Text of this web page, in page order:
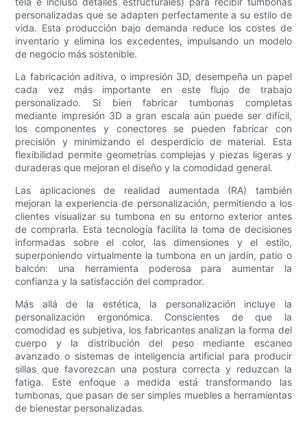
personalizadas que se adapten perfectamente a su estilo de
vida. Esta producción bajo demanda reduce los costes de
inventario y elimina los excedentes, impulsando un modelo
de negocio más sostenible.
La fabricación aditiva, o impresión 3D, desempeña un papel
cada vez más importante en este flujo de trabajo
personalizado. Si bien fabricar tumbonas completas
mediante impresión 3D a gran escala aún puede ser difícil,
los componentes y conectores se pueden fabricar con
precisión y minimizando el desperdicio de material. Esta
flexibilidad permite geometrías complejas y piezas ligeras y
duraderas que mejoran el diseño y la comodidad general.
Las aplicaciones de realidad aumentada (RA) también
mejoran la experiencia de personalización, permitiendo a los
clientes visualizar su tumbona en su entorno exterior antes
de comprarla. Esta tecnología facilita la toma de decisiones
informadas sobre el color, las dimensiones y el estilo,
superponiendo virtualmente la tumbona en un jardín, patio o
balcón: una herramienta poderosa para aumentar la
confianza y la satisfacción del comprador.
Más allá de la estética, la personalización incluye la
personalización ergonómica. Conscientes de que la
comodidad es subjetiva, los fabricantes analizan la forma del
cuerpo y la distribución del peso mediante escaneo
avanzado o sistemas de inteligencia artificial para producir
sillas que favorezcan una postura correcta y reduzcan la
fatiga. Este enfoque a medida está transformando las
tumbonas, que pasan de ser simples muebles a herramientas
de bienestar personalizadas.